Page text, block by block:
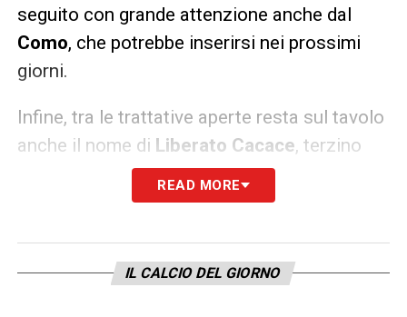
seguito con grande attenzione anche dal
Como, che potrebbe inserirsi nei prossimi
giorni.
Infine, tra le trattative aperte resta sul tavolo
anche il nome di Liberato Cacace, terzino
sinistro dell’Empoli. Secondo quanto
SestaPorta.News, il Pisa
dell’esterno neozelandese, che potrebbe
rappresentare un rinforzo utile per
READ MORE
IL CALCIO DEL GIORNO